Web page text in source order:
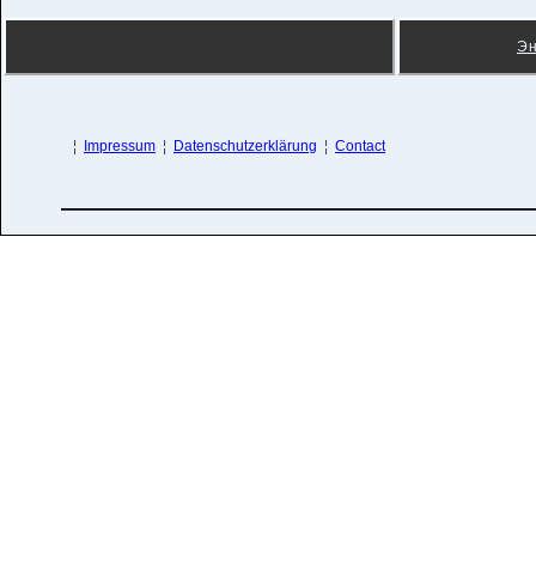
¦ Impressum ¦ Datenschutzerklärung ¦ Contact